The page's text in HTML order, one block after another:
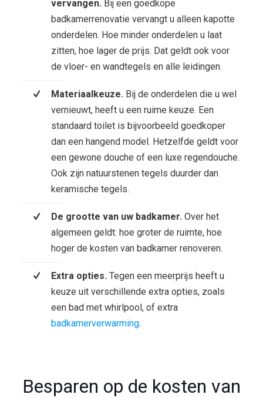
vervangen. Bij een goedkope
badkamerrenovatie vervangt u alleen kapotte
onderdelen. Hoe minder onderdelen u laat
zitten, hoe lager de prijs. Dat geldt ook voor
de vloer- en wandtegels en alle leidingen.
Materiaalkeuze. Bij de onderdelen die u wel
vernieuwt, heeft u een ruime keuze. Een
standaard toilet is bijvoorbeeld goedkoper
dan een hangend model. Hetzelfde geldt voor
een gewone douche of een luxe regendouche.
Ook zijn natuurstenen tegels duurder dan
keramische tegels.
De grootte van uw badkamer. Over het
algemeen geldt: hoe groter de ruimte, hoe
hoger de kosten van badkamer renoveren.
Extra opties. Tegen een meerprijs heeft u
keuze uit verschillende extra opties, zoals
een bad met whirlpool, of extra
badkamerverwarming.
Besparen op de kosten van